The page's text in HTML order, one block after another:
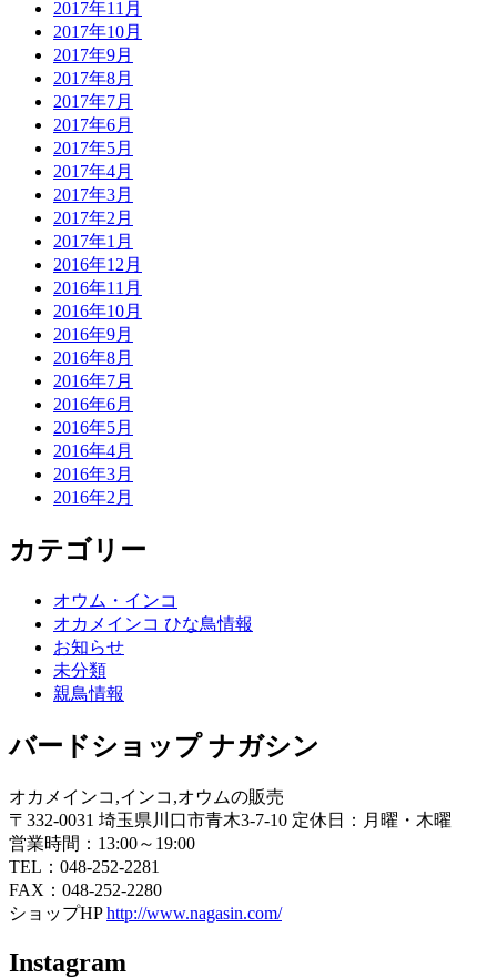
2017年11月
2017年10月
2017年9月
2017年8月
2017年7月
2017年6月
2017年5月
2017年4月
2017年3月
2017年2月
2017年1月
2016年12月
2016年11月
2016年10月
2016年9月
2016年8月
2016年7月
2016年6月
2016年5月
2016年4月
2016年3月
2016年2月
カテゴリー
オウム・インコ
オカメインコ ひな鳥情報
お知らせ
未分類
親鳥情報
バードショップ ナガシン
オカメインコ,インコ,オウムの販売
〒332-0031 埼玉県川口市青木3-7-10 定休日：月曜・木曜
営業時間：13:00～19:00
TEL：048-252-2281
FAX：048-252-2280
ショップHPhttp://www.nagasin.com/
Instagram